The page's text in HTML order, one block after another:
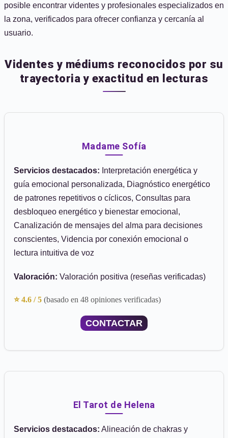
posible encontrar videntes y profesionales especializados en
la zona, verificados para ofrecer confianza y cercanía al
usuario.
Videntes y médiums reconocidos por su
trayectoria y exactitud en lecturas
Madame Sofía
Servicios destacados: Interpretación energética y
guía emocional personalizada, Diagnóstico energético
de patrones repetitivos o cíclicos, Consultas para
desbloqueo energético y bienestar emocional,
Canalización de mensajes del alma para decisiones
conscientes, Videncia por conexión emocional o
lectura intuitiva de voz
Valoración: Valoración positiva (reseñas verificadas)
⭐ 4.6 / 5 (basado en 48 opiniones verificadas)
CONTACTAR
El Tarot de Helena
Servicios destacados: Alineación de chakras y